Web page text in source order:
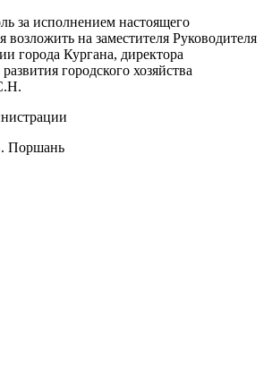
за исполнением настоящего
возложить на заместителя Руководителя
города Кургана, директора
городского хозяйства
Поршань